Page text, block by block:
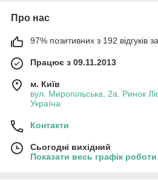
Про нас
97% позитивних з 192 відгуків
Працює з 09.11.2013
м. Київ
вул. Миропільська, 2а. Ринок
Україна
Контакти
Сьогодні вихідний
Показати весь графік роботи